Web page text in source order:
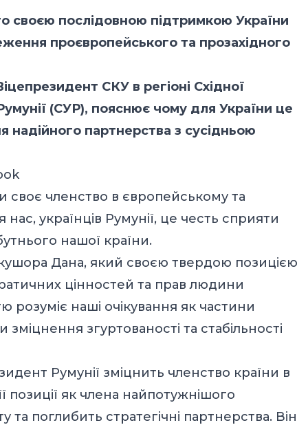
своєю послідовною підтримкою України
проєвропейського та прозахідного
СКУ в регіоні Східної
(СУР), пояснює чому для України це
партнерства з сусідньою
своє членство в європейському та
українців Румунії, це честь сприяти
нашої країни.
Дана, який своєю твердою позицією
цінностей та прав людини
розуміє наші очікування як частини
згуртованості та стабільності
Румунії зміцнить членство країни в
позиції як члена найпотужнішого
та поглибить стратегічні партнерства. Він